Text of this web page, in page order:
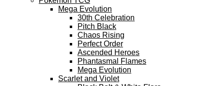
Mega Evolution
30th Celebration
Pitch Black
Chaos Rising
Perfect Order
Ascended Heroes
Phantasmal Flames
Mega Evolution
Scarlet and Violet